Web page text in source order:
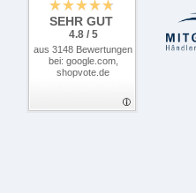
SEHR GUT
4.8 / 5
aus 3148 Bewertungen
bei: google.com,
shopvote.de